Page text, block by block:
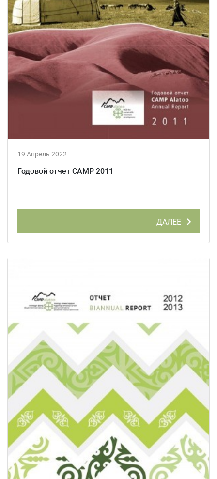
19 Апрель 2022
Годовой отчет CAMP 2011
ДАЛЕЕ